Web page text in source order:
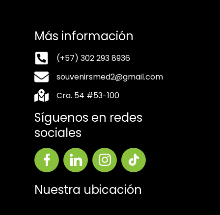
Más información
(+57) 302 293 8936
souvenirsmed2@gmail.com
Cra. 54 #53-100
Síguenos en redes
sociales
Nuestra ubicación